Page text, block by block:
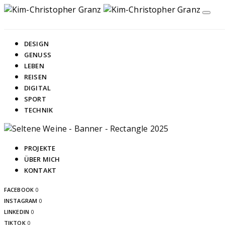
DESIGN
GENUSS
LEBEN
REISEN
DIGITAL
SPORT
TECHNIK
PROJEKTE
ÜBER MICH
KONTAKT
FACEBOOK 0
INSTAGRAM 0
LINKEDIN 0
TIKTOK 0